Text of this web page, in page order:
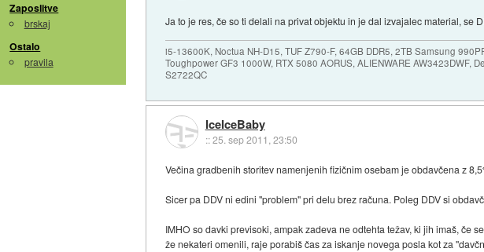
Zaposlitve
brskaj
Ostalo
pravila
Ja to je res, če so ti delali na privat objektu in je dal izvajalec material, se
i5-13600K, Noctua NH-D15, TUF Z790-F, 64GB DDR5, 2TB Samsung
Toughpower GF3 1000W, RTX 5080 AORUS, ALIENWARE AW3423DWF,
S2722QC
IceIceBaby
::25. sep 2011, 23:50
Večina gradbenih storitev namenjenih fizičnim osebam je obdavčena z
Sicer pa DDV ni edini "problem" pri delu brez računa. Poleg DDV si
IMHO so davki previsoki, ampak zadeva ne odtehta težav, ki jih imaš, če
že nekateri omenili, raje porabiš čas za iskanje novega posla kot za